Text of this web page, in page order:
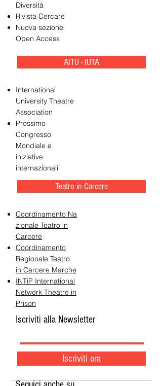
Diversità
Rivista Cercare
Nuova sezione
Open Access
AITU - IUTA
International
University Theatre
Association
Prossimo
Congresso
Mondiale e
iniziative
internazionali
Teatro in Carcere
Coordinamento Na
zionale Teatro in
Carcere
Coordinamento
Regionale Teatro
in Carcere Marche
INTiP International
Network Theatre in
Prison
Iscriviti alla Newsletter
Iscriviti ora